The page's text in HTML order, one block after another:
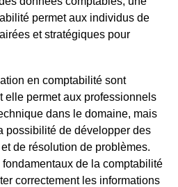
permet aux individus de
et stratégiques pour
en comptabilité sont
elle permet aux professionnels
dans le domaine, mais
possibilité de développer des
de résolution de problèmes.
de la comptabilité
correctement les informations